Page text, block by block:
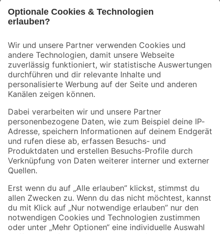
Der toom Newsletter: Keine Angebote und Aktionen mehr verpassen!
Zur Newsletter Anmeldung
Folge uns
Zahlungsarten Versandarten
Sicher einkaufen
Jetzt die toom-App herunterladen